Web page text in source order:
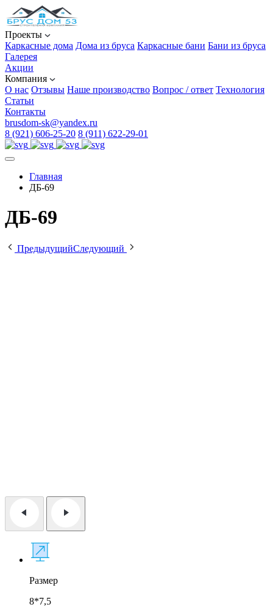
Проекты
Каркасные дома Дома из бруса Каркасные бани Бани из бруса
Галерея
Акции
Компания
О нас Отзывы Наше производство Вопрос / ответ Технология
Статьи
Контакты
brusdom-sk@yandex.ru
8 (921) 606-25-20 8 (911) 622-29-01
Главная
ДБ-69
ДБ-69
ПредыдущийСледующий
Размер
8*7,5